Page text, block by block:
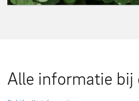
Alle informatie bij